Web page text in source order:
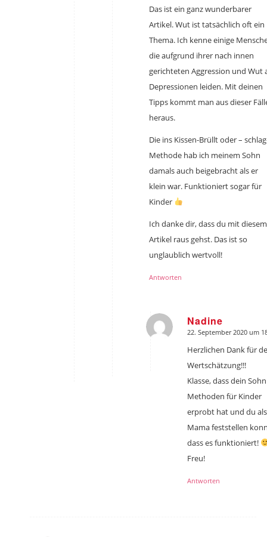
Das ist ein ganz wunderbarer
Artikel. Wut ist tatsächlich oft ein
Thema. Ich kenne einige
die aufgrund ihrer nach innen
gerichteten Aggression und Wut
Depressionen leiden. Mit deinen
Tipps kommt man aus dieser
heraus.
Die ins Kissen-Brüllt oder –
Methode hab ich meinem Sohn
damals auch beigebracht als er
klein war. Funktioniert sogar für
Kinder
Ich danke dir, dass du mit diesem
Artikel raus gehst. Das ist so
unglaublich wertvoll!
Antworten
Nadine
sagte:
22. September 2020 um
Herzlichen Dank für
Wertschätzung!!!
Klasse, dass dein
Methoden für Kinder
erprobt hat und du als
Mama feststellen
dass es funktioniert!
Freu!
Antworten